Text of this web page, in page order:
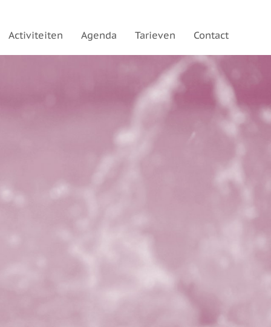
Activiteiten Agenda Tarieven Contact